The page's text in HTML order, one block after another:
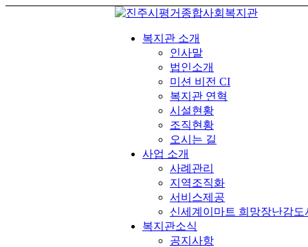
복지관 소개
인사말
법인소개
미션 비전 CI
복지관 연혁
시설현황
조직현황
오시는 길
사업 소개
사례관리
지역조직화
서비스제공
신세계이마트 희망장난감도
복지관소식
공지사항